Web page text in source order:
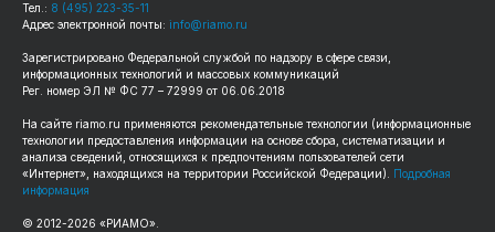
Тел.: 8 (495) 223-35-11
Адрес электронной почты: info@riamo.ru
Зарегистрировано Федеральной службой по надзору в сфере связи,
информационных технологий и массовых коммуникаций
Рег. номер ЭЛ № ФС 77 – 72999 от 06.06.2018
На сайте riamo.ru применяются рекомендательные технологии (информационные
технологии предоставления информации на основе сбора, систематизации и
анализа сведений, относящихся к предпочтениям пользователей сети
«Интернет», находящихся на территории Российской Федерации). Подробная
информация
© 2012-2026 «РИАМО».